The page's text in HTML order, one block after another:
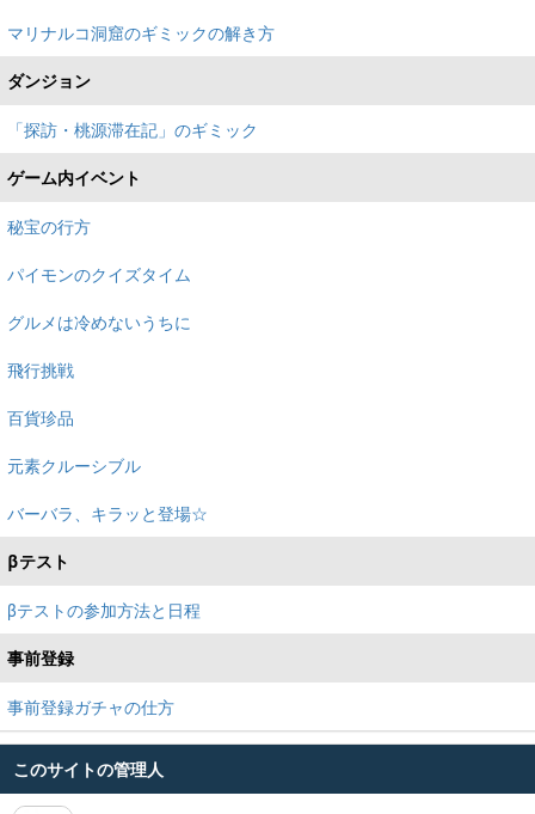
マリナルコ洞窟のギミックの解き方
ダンジョン
「探訪・桃源滞在記」のギミック
ゲーム内イベント
秘宝の行方
パイモンのクイズタイム
グルメは冷めないうちに
飛行挑戦
百貨珍品
元素クルーシブル
バーバラ、キラッと登場☆
βテスト
βテストの参加方法と日程
事前登録
事前登録ガチャの仕方
このサイトの管理人